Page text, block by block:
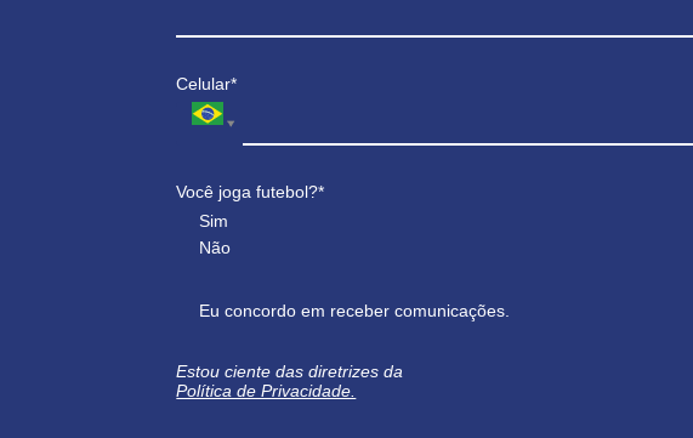
Celular*
Você joga futebol?*
Sim
Não
Eu concordo em receber comunicações.
Estou ciente das diretrizes da
Política de Privacidade.